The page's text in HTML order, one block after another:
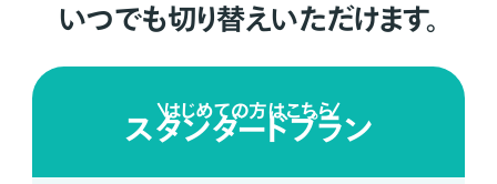
いつでも切り替えいただけます。
はじめての方はこちら
スタンダードプラン